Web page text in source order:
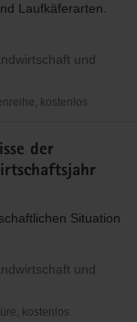
Laufkäferarten.
und
kostenlos
der
Situation
und
kostenlos